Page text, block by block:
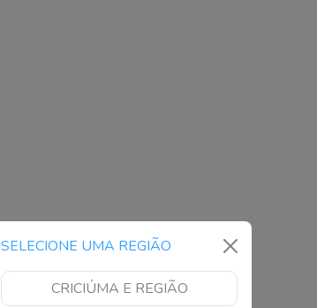
SELECIONE UMA REGIÃO
CRICIÚMA E REGIÃO